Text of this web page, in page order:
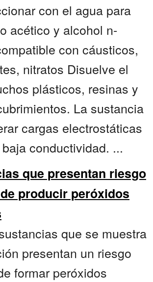
con el agua para
acético y alcohol n-
con cáusticos,
nitratos Disuelve el
plásticos, resinas y
La sustancia
cargas electrostáticas
conductividad. ...
que presentan riesgo
producir peróxidos
que se muestra
presentan un riesgo
formar peróxidos